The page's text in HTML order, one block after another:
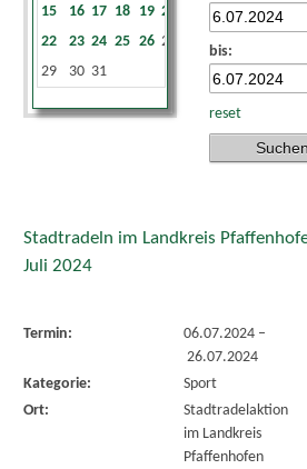
15
16 17 18 19 20
22
23 24 25 26 27
29
30 31
bis:
reset
Stadtradeln im Landkreis
Juli 2024
Termin: 06.07.2024–
26.07.2024
Kategorie:
Sport
Ort:
Stadtradelaktion
im Landkreis
Pfaffenhofen